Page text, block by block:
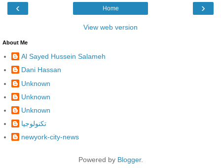
‹ ›
Home
View web version
About Me
Al Sayed Hussein Salameh
Dani Hassan
Unknown
Unknown
Unknown
تكنولوجيا
newyork-city-news
Powered by Blogger.